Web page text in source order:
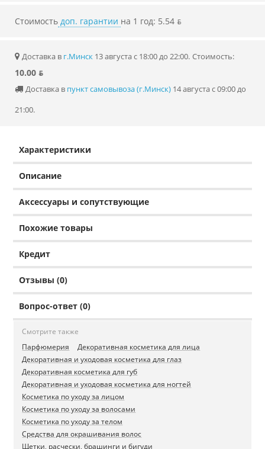
Стоимость доп. гарантии на 1 год: 5.54 ƃ
Доставка в г.Минск 13 августа с 18:00 до 22:00. Стоимость:
10.00 ƃ
Доставка в пункт самовывоза (г.Минск) 14 августа с 09:00 до
21:00.
Характеристики
Описание
Аксессуары и сопутствующие
Похожие товары
Кредит
Отзывы (0)
Вопрос-ответ (0)
Смотрите также
Парфюмерия
Декоративная косметика для лица
Декоративная и уходовая косметика для глаз
Декоративная косметика для губ
Декоративная и уходовая косметика для ногтей
Косметика по уходу за лицом
Косметика по уходу за волосами
Косметика по уходу за телом
Средства для окрашивания волос
Щетки, расчески, брашинги и бигуди